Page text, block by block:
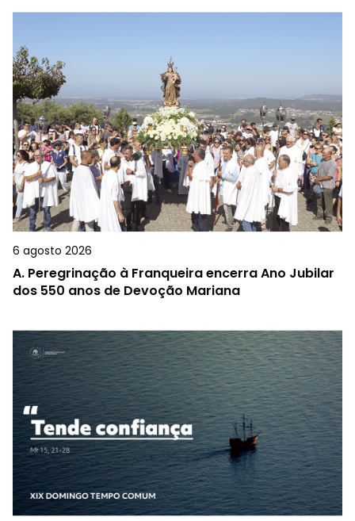
6 agosto 2026
A. Peregrinação à Franqueira encerra Ano Jubilar
dos 550 anos de Devoção Mariana